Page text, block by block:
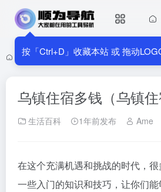
按「Ctrl+D」收藏本站 或 拖动
首页 生活百科 • 乌镇住宿多钱（乌镇住宿价
乌镇住宿多钱（乌镇住
生活百科 1年前发布 Ame
在这个充满机遇和挑战的时代，
一些入门的知识和技巧，让你们能